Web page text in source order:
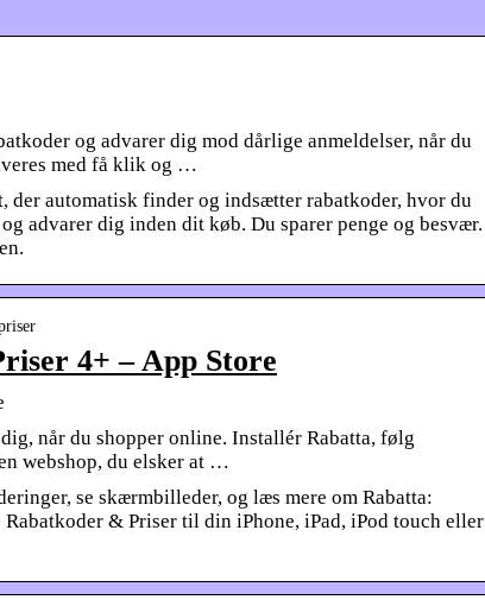
og advarer dig mod dårlige anmeldelser, når du
med få klik og …
automatisk finder og indsætter rabatkoder, hvor du
advarer dig inden dit køb. Du sparer penge og besvær.
4+ – App Store
når du shopper online. Installér Rabatta, følg
webshop, du elsker at …
se skærmbilleder, og læs mere om Rabatta:
& Priser til din iPhone, iPad, iPod touch eller